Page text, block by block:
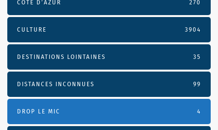
CÔTE D’AZUR 270
CULTURE 3904
DESTINATIONS LOINTAINES 35
DISTANCES INCONNUES 99
DROP LE MIC 4